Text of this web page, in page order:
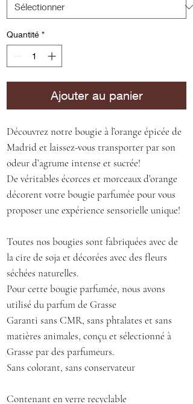
Quantité *
Ajouter au panier
Découvrez notre bougie à l’orange épicée de
Madrid et laissez-vous transporter par son
odeur d’agrume intense et sucrée!
De véritables écorces et morceaux d’orange
décorent votre bougie parfumée pour vous
proposer une expérience sensorielle unique!
Toutes nos bougies sont fabriquées avec de
la cire de soja et décorées avec des fleurs
séchées naturelles.
Pour cette bougie parfumée, nous avons
utilisé du parfum de Grasse
Garanti sans CMR, sans phtalates et sans
matières animales, conçu et sélectionné à
Grasse par des parfumeurs.
Sans colorant, sans conservateur
Contenant en verre recyclable